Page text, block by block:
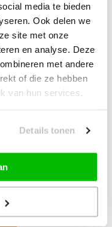
media te bieden
Ook delen we
site met onze
en analyse. Deze
met andere
of die ze hebben
van hun services.
Details tonen
69,9549,90
Je bespaart20,05
juiste product te